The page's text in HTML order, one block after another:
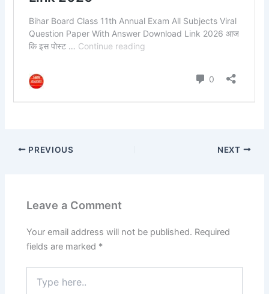
PREVIOUS NEXT
Leave a Comment
Your email address will not be published. Required
fields are marked *
here..